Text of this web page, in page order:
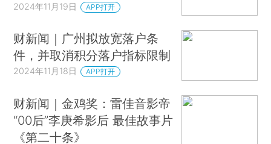
2024年11月19日 APP打开
财新闻｜广州拟放宽落户条
件，并取消积分落户指标限制
2024年11月18日 APP打开
财新闻｜金鸡奖：雷佳音影帝
“00后”李庚希影后 最佳故事片
《第二十条》